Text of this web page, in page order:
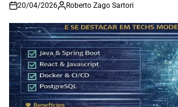
on
20/04/2026 Roberto Zago Sartori